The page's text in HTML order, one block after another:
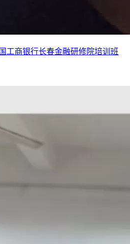
工商银行长春金融研修院培训班